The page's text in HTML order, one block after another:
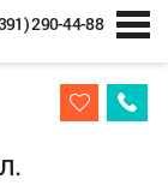
290-44-88